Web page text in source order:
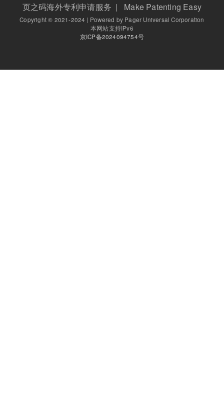
页之码海外专利申请服务 | Make Patenting Easy
Copyright © 2021-2024 | Powered by Pager Universal Corporation
本网站支持IPv6
京ICP备2024094754号